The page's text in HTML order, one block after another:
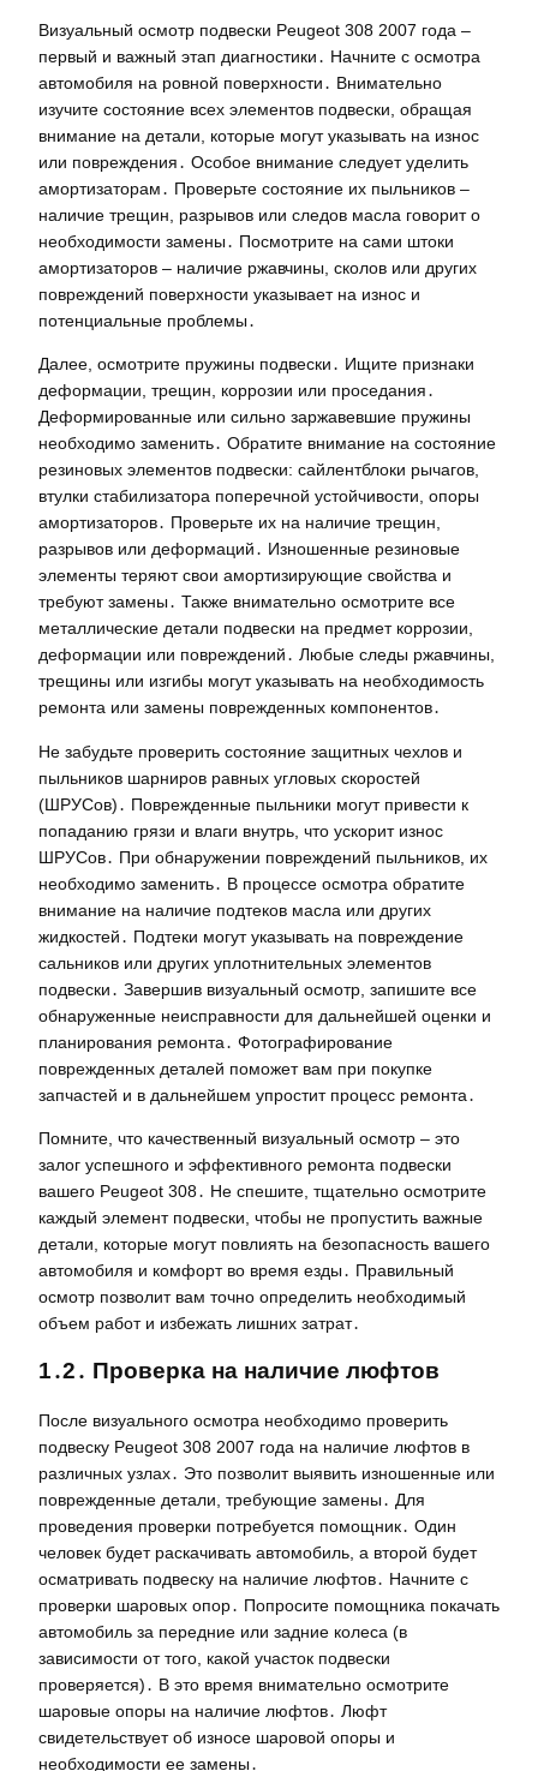
Визуальный осмотр подвески Peugeot 308 2007 года –
первый и важный этап диагностики․ Начните с осмотра
автомобиля на ровной поверхности․ Внимательно
изучите состояние всех элементов подвески, обращая
внимание на детали, которые могут указывать на износ
или повреждения․ Особое внимание следует уделить
амортизаторам․ Проверьте состояние их пыльников –
наличие трещин, разрывов или следов масла говорит о
необходимости замены․ Посмотрите на сами штоки
амортизаторов – наличие ржавчины, сколов или других
повреждений поверхности указывает на износ и
потенциальные проблемы․
Далее, осмотрите пружины подвески․ Ищите признаки
деформации, трещин, коррозии или проседания․
Деформированные или сильно заржавевшие пружины
необходимо заменить․ Обратите внимание на состояние
резиновых элементов подвески: сайлентблоки рычагов,
втулки стабилизатора поперечной устойчивости, опоры
амортизаторов․ Проверьте их на наличие трещин,
разрывов или деформаций․ Изношенные резиновые
элементы теряют свои амортизирующие свойства и
требуют замены․ Также внимательно осмотрите все
металлические детали подвески на предмет коррозии,
деформации или повреждений․ Любые следы ржавчины,
трещины или изгибы могут указывать на необходимость
ремонта или замены поврежденных компонентов․
Не забудьте проверить состояние защитных чехлов и
пыльников шарниров равных угловых скоростей
(ШРУСов)․ Поврежденные пыльники могут привести к
попаданию грязи и влаги внутрь, что ускорит износ
ШРУСов․ При обнаружении повреждений пыльников, их
необходимо заменить․ В процессе осмотра обратите
внимание на наличие подтеков масла или других
жидкостей․ Подтеки могут указывать на повреждение
сальников или других уплотнительных элементов
подвески․ Завершив визуальный осмотр, запишите все
обнаруженные неисправности для дальнейшей оценки и
планирования ремонта․ Фотографирование
поврежденных деталей поможет вам при покупке
запчастей и в дальнейшем упростит процесс ремонта․
Помните, что качественный визуальный осмотр – это
залог успешного и эффективного ремонта подвески
вашего Peugeot 308․ Не спешите, тщательно осмотрите
каждый элемент подвески, чтобы не пропустить важные
детали, которые могут повлиять на безопасность вашего
автомобиля и комфорт во время езды․ Правильный
осмотр позволит вам точно определить необходимый
объем работ и избежать лишних затрат․
1․2․ Проверка на наличие люфтов
После визуального осмотра необходимо проверить
подвеску Peugeot 308 2007 года на наличие люфтов в
различных узлах․ Это позволит выявить изношенные или
поврежденные детали, требующие замены․ Для
проведения проверки потребуется помощник․ Один
человек будет раскачивать автомобиль, а второй будет
осматривать подвеску на наличие люфтов․ Начните с
проверки шаровых опор․ Попросите помощника покачать
автомобиль за передние или задние колеса (в
зависимости от того, какой участок подвески
проверяется)․ В это время внимательно осмотрите
шаровые опоры на наличие люфтов․ Люфт
свидетельствует об износе шаровой опоры и
необходимости ее замены․